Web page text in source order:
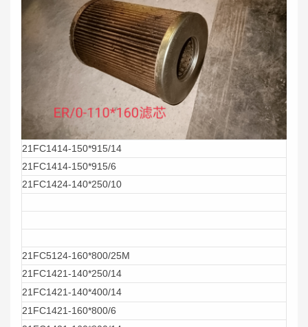
21FC1414-150*915/14
21FC1414-150*915/6
21FC1424-140*250/10
21FC5124-160*800/25M
21FC1421-140*250/14
21FC1421-140*400/14
21FC1421-160*800/6